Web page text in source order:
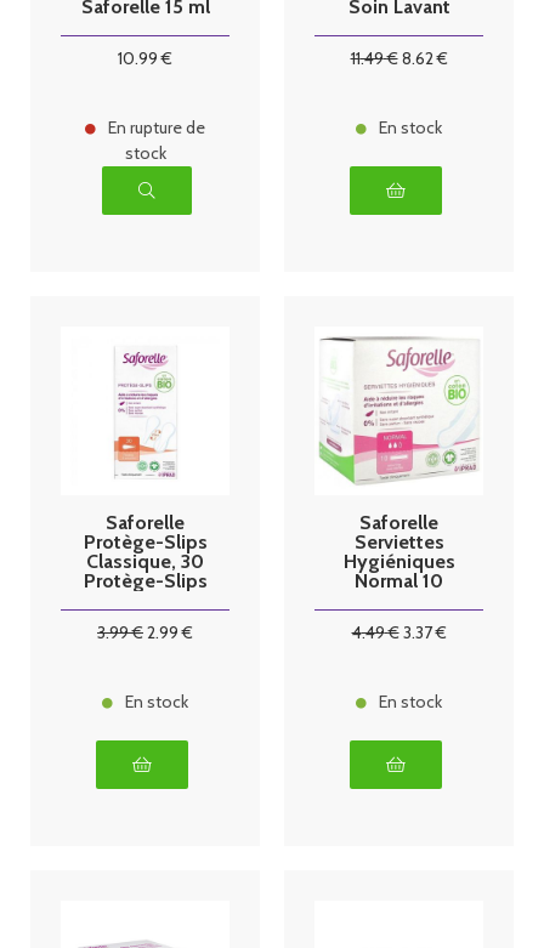
Saforelle 15 ml
10.99 €
En rupture de
stock
Soin Lavant
11.49€8.62€
En stock
Saforelle
Protège-Slips
Classique, 30
Protège-Slips
3.99€2.99 €
En stock
Saforelle
Serviettes
Hygiéniques
Normal 10
4.49€3.37€
En stock